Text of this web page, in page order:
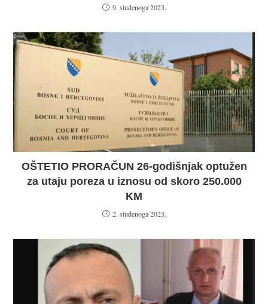
9. studenoga 2023.
OŠTETIO PRORAČUN 26-godišnjak optužen
za utaju poreza u iznosu od skoro 250.000
KM
2. studenoga 2023.